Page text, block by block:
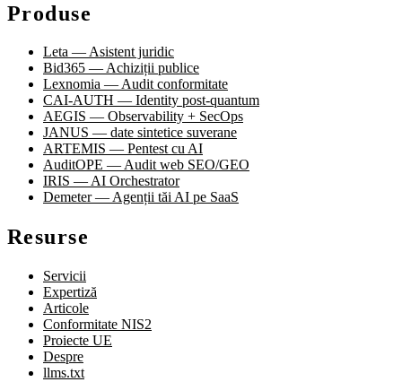
Produse
Leta — Asistent juridic
Bid365 — Achiziții publice
Lexnomia — Audit conformitate
CAI-AUTH — Identity post-quantum
AEGIS — Observability + SecOps
JANUS — date sintetice suverane
ARTEMIS — Pentest cu AI
AuditOPE — Audit web SEO/GEO
IRIS — AI Orchestrator
Demeter — Agenții tăi AI pe SaaS
Resurse
Servicii
Expertiză
Articole
Conformitate NIS2
Proiecte UE
Despre
llms.txt